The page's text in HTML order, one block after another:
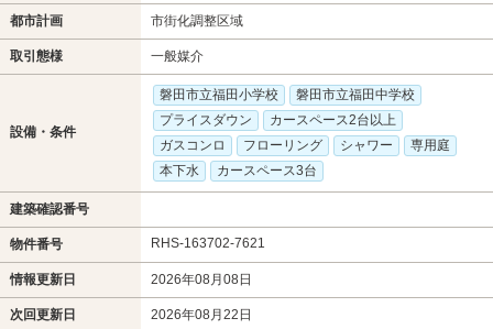
都市計画 市街化調整区域
取引態様 一般媒介
設備・条件
磐田市立福田小学校
磐田市立福田中学校
プライスダウン
カースペース2台以上
ガスコンロ
フローリング シャワー
専用庭
本下水
カースペース3台
建築確認番号
物件番号 RHS-163702-7621
情報更新日 2026年08月08日
次回更新日 2026年08月22日